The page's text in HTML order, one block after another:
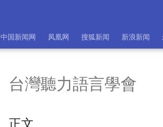
中国新闻网 凤凰网 搜狐新闻 新浪新闻
台灣聽力語言學會
正文